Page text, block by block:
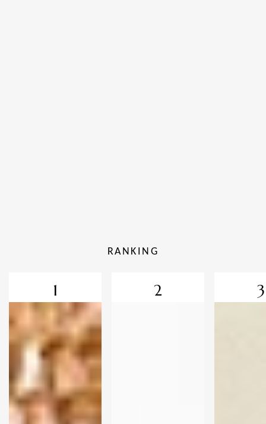
RANKING
1 2 3